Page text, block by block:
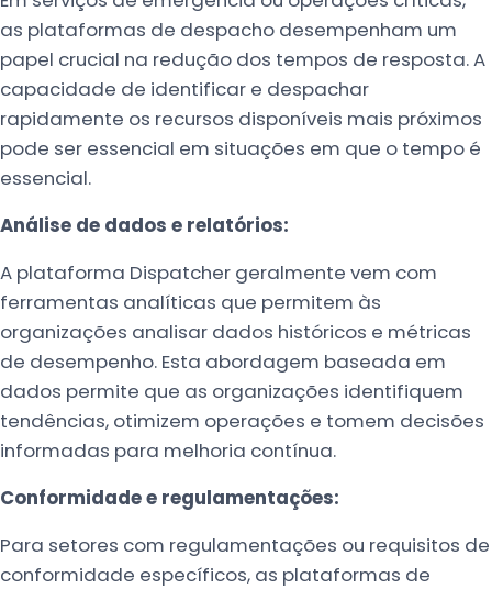
as plataformas de despacho desempenham um
papel crucial na redução dos tempos de resposta. A
capacidade de identificar e despachar
rapidamente os recursos disponíveis mais próximos
pode ser essencial em situações em que o tempo é
essencial.
Análise de dados e relatórios:
A plataforma Dispatcher geralmente vem com
ferramentas analíticas que permitem às
organizações analisar dados históricos e métricas
de desempenho. Esta abordagem baseada em
dados permite que as organizações identifiquem
tendências, otimizem operações e tomem decisões
informadas para melhoria contínua.
Conformidade e regulamentações:
Para setores com regulamentações ou requisitos de
conformidade específicos, as plataformas de